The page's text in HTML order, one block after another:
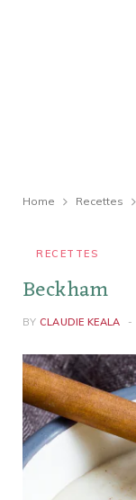
Home Recettes
RECETTES
Beckham
BY CLAUDIE KEALA